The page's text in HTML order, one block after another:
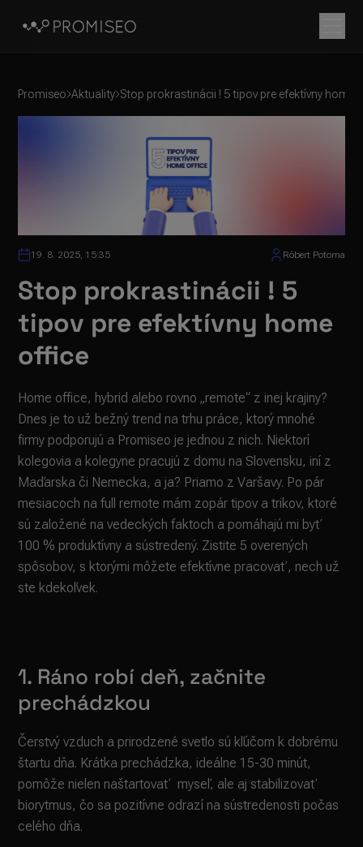
Promiseo Aktuality Stop prokrastinácii ! 5 tipov pre efektívny home
19. 8. 2025, 15:35 Róbert Potoma
Stop prokrastinácii ! 5
tipov pre efektívny home
office
Home office, hybrid alebo rovno „remote“ z inej krajiny?
Dnes je to už bežný trend na trhu práce, ktorý mnohé
firmy podporujú a Promiseo je jednou z nich. Niektorí
kolegovia a kolegyne pracujú z domu na Slovensku, iní z
Maďarska či Nemecka, a ja? Priamo z Varšavy. Po pár
mesiacoch na full remote mám zopár tipov a trikov, ktoré
sú založené na vedeckých faktoch a pomáhajú mi byť
100 % produktívny a sústredený. Zistite 5 overených
spôsobov, s ktorými môžete efektívne pracovať, nech už
ste kdekoľvek.
1. Ráno robí deň, začnite
prechádzkou
Čerstvý vzduch a prirodzené svetlo sú kľúčom k dobrému
štartu dňa. Krátka prechádzka, ideálne 15-30 minút,
pomôže nielen naštartovať myseľ, ale aj stabilizovať
biorytmus, čo sa pozitívne odrazí na sústredenosti počas
celého dňa.